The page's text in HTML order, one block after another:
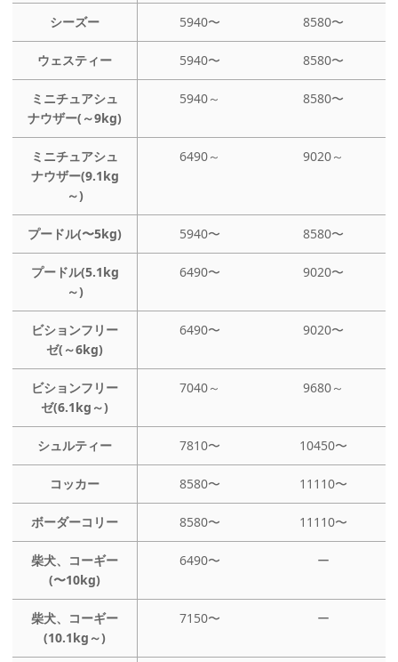
シーズー 5940〜 8580〜
ウェスティー 5940〜 8580〜
ミニチュアシュ
ナウザー(～9kg)
5940～ 8580〜
ミニチュアシュ
ナウザー(9.1kg
～)
6490～ 9020～
プードル(〜5kg) 5940〜 8580〜
プードル(5.1kg
～)
6490〜 9020〜
ビションフリー
ゼ(～6kg)
6490〜 9020〜
ビションフリー
ゼ(6.1kg～)
7040～ 9680～
シュルティー 7810〜 10450〜
コッカー 8580〜 11110〜
ボーダーコリー 8580〜 11110〜
柴犬、コーギー
(〜10kg)
6490〜 ー
柴犬、コーギー
(10.1kg～)
7150〜 ー